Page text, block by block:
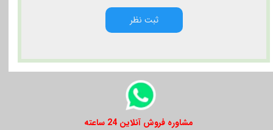
ثبت نظر
​​مشاوره فروش آنلاین 24 ساعته